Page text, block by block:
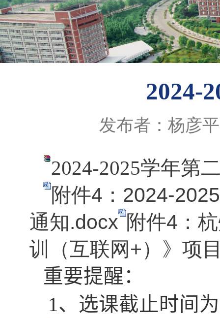
2024-
发布者：杨彦平
2024-2025学年第
附件4：2024-
通知.docx 附件4：
训（互联网+）》项
重要提醒：
1、选课截止时间